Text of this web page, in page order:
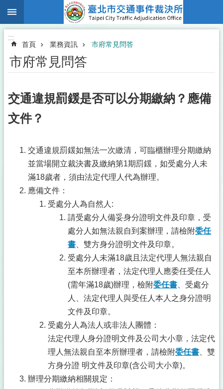
跳到主要內容區塊
:::
首頁 業務資訊 市府常見問答
市府常見問答
交通違規罰鍰是否可以分期繳納？應備
文件？
交通違規罰鍰如無法一次繳清，可臨櫃辦理分期繳納
並當場開立裁決書及繳納第1期罰鍰，如受處分人未
滿18歲者，須由法定代理人代為辦理。
應備文件：
受處分人為自然人:
請受處分人備妥身分證明文件及印章，受
處分人如無法親自到案辦理，請檢附委任
書 、雙方身分證明文件及印章。
受處分人未滿18歲且法定代理人無法親自
至本所辦理者，法定代理人應委任受任人
(需年滿18歲)辦理，檢附委任書 、受處分
人、法定代理人與受任人本人之身分證明
文件及印章。
受處分人為法人或非法人團體：
法定代理人身分證明文件及公司大小章，法定代
理人無法親自至本所辦理者，請檢附委任書 、雙
方身分證 明文件及印章(含公司大小章)。
辦理分期繳納相關規定：